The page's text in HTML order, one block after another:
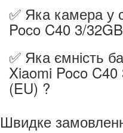
✅ Яка камера у
Poco C40 3/
✅ Яка ємність
Xiaomi Poco
(EU) ?
Швидке